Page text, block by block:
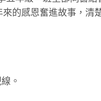
的感恩奮進故事，清
。